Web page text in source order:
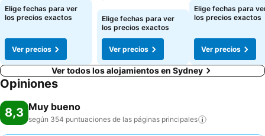
Elige fechas para ver
los precios exactos
Ver precios
Elige fechas para ver
los precios exactos
Ver precios
Elige fechas para
los precios exactos
Ver precios
Ver todos los alojamientos en Sydney
Opiniones
8,3 Muy bueno
según 354 puntuaciones de las páginas principales